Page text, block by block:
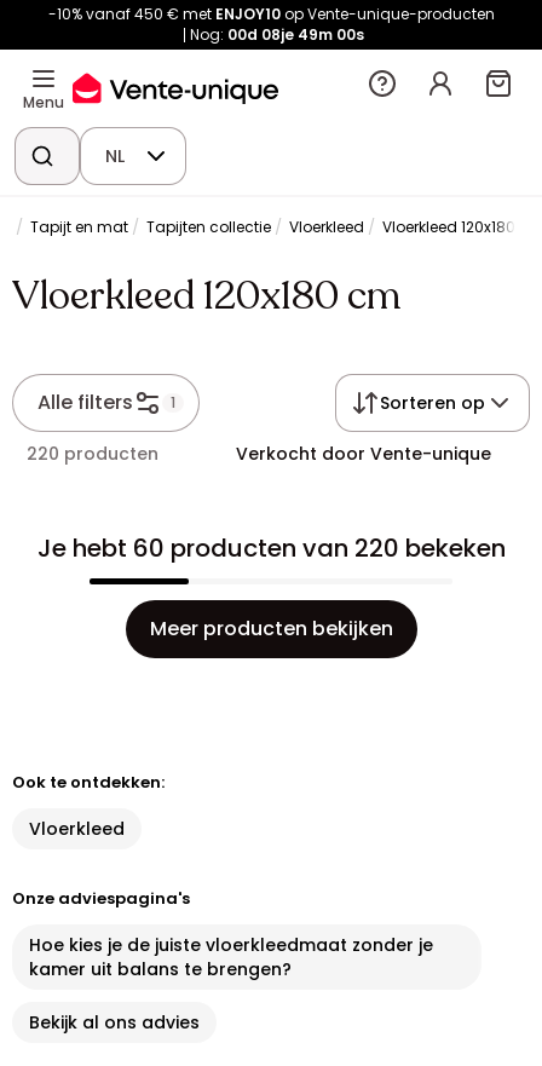
-10% vanaf 450 € met ENJOY10op Vente-unique-producten
Nog: 00d 08je 48m 59s
Menu
NL
Tapijt en mat Tapijten collectie Vloerkleed Vloerkleed 120x180
Vloerkleed 120x180 cm
Alle filters 1 Sorteren op
220 producten Verkocht door Vente-unique
Je hebt 60 producten van 220 bekeken
Meer producten bekijken
Ook te ontdekken:
Vloerkleed
Onze adviespagina's
Hoe kies je de juiste vloerkleedmaat zonder je
kamer uit balans te brengen?
Bekijk al ons advies